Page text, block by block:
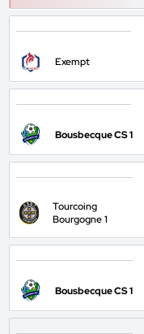
Exempt
Bousbecque CS 1
Tourcoing
Bourgogne 1
Bousbecque CS 1